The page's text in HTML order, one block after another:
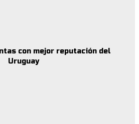
con mejor reputación del
Uruguay